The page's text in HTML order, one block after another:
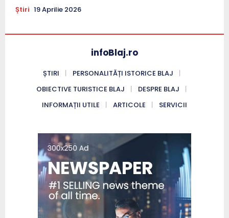
Știri 19 Aprilie 2026
infoBlaj.ro
ȘTIRI
PERSONALITĂȚI ISTORICE BLAJ
OBIECTIVE TURISTICE BLAJ
DESPRE BLAJ
INFORMAȚII UTILE
ARTICOLE SERVICII